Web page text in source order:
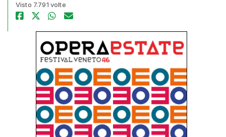
Visto 7.791 volte